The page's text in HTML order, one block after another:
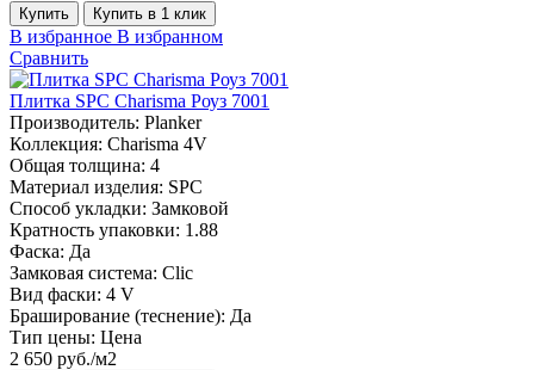
Купить Купить в 1 клик
В избранное В избранном
Сравнить
Плитка SPC Charisma Роуз 7001
Производитель: Planker
Коллекция: Charisma 4V
Общая толщина: 4
Материал изделия: SPC
Способ укладки: Замковой
Кратность упаковки: 1.88
Фаска: Да
Замковая система: Сlic
Вид фаски: 4 V
Браширование (теснение): Да
Тип цены: Цена
2 650 руб./м2